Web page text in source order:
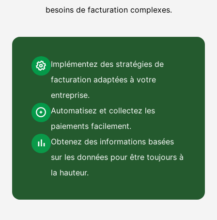
besoins de facturation complexes.
Implémentez des stratégies de
facturation adaptées à votre
entreprise.
Automatisez et collectez les
paiements facilement.
Obtenez des informations basées
sur les données pour être toujours à
la hauteur.